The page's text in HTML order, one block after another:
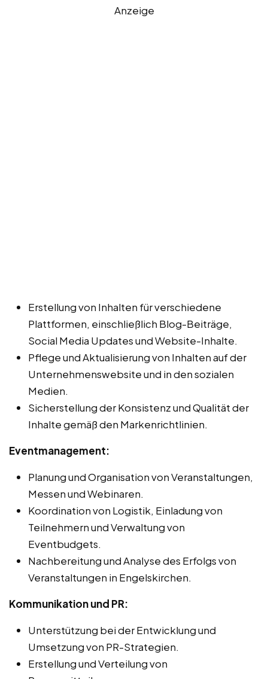
Anzeige
Erstellung von Inhalten für verschiedene
Plattformen, einschließlich Blog-Beiträge,
Social Media Updates und Website-Inhalte.
Pflege und Aktualisierung von Inhalten auf der
Unternehmenswebsite und in den sozialen
Medien.
Sicherstellung der Konsistenz und Qualität der
Inhalte gemäß den Markenrichtlinien.
Eventmanagement:
Planung und Organisation von Veranstaltungen,
Messen und Webinaren.
Koordination von Logistik, Einladung von
Teilnehmern und Verwaltung von
Eventbudgets.
Nachbereitung und Analyse des Erfolgs von
Veranstaltungen in Engelskirchen.
Kommunikation und PR:
Unterstützung bei der Entwicklung und
Umsetzung von PR-Strategien.
Erstellung und Verteilung von